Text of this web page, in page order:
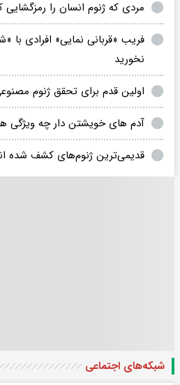
مردی که ژنوم انسان را
فریب «قربانی نمایی» افرادی
نخورید
اولین قدم برای تحقق ژنوم
آدم‌ های خویشتن‌ دار چه ویژگی
قدیمی‌ترین ژنوم‌های کشف شده
شبکه‌های اجتماعی